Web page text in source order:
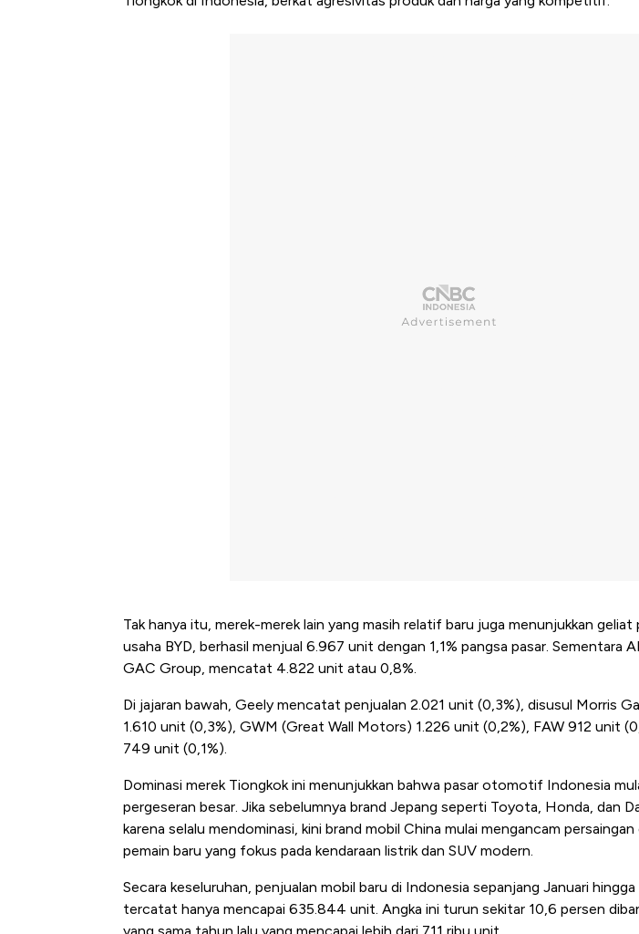
Tak hanya itu, merek-merek lain yang masih relatif baru juga menunjukkan
usaha BYD, berhasil menjual 6.967 unit dengan 1,1% pangsa pasar. Sementara
GAC Group, mencatat 4.822 unit atau 0,8%.
Di jajaran bawah, Geely mencatat penjualan 2.021 unit (0,3%), disusul Morris
1.610 unit (0,3%), GWM (Great Wall Motors) 1.226 unit (0,2%), FAW 912 unit
749 unit (0,1%).
Dominasi merek Tiongkok ini menunjukkan bahwa pasar otomotif Indonesia
pergeseran besar. Jika sebelumnya brand Jepang seperti Toyota, Honda, dan
karena selalu mendominasi, kini brand mobil China mulai mengancam
pemain baru yang fokus pada kendaraan listrik dan SUV modern.
Secara keseluruhan, penjualan mobil baru di Indonesia sepanjang Januari
tercatat hanya mencapai 635.844 unit. Angka ini turun sekitar 10,6 persen
Begini Cara Korsel atasi Panas Tanpa ACDaftar Sungai